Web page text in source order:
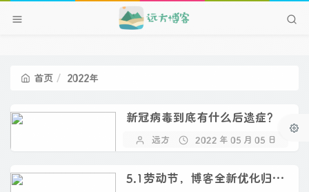
首页 2022年
新冠病毒到底有什么后遗症？
远方 2022 年 05 月 05 日
5.1劳动节，博客全新优化归来！